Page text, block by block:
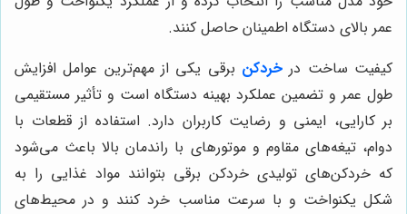
عمر بالای دستگاه اطمینان حاصل کنند.
کیفیت ساخت در خردکن برقی یکی از مهم‌ترین عوامل افزایش
طول عمر و تضمین عملکرد بهینه دستگاه است و تأثیر مستقیمی
بر کارایی، ایمنی و رضایت کاربران دارد. استفاده از قطعات با
دوام، تیغه‌های مقاوم و موتورهای با راندمان بالا باعث می‌شود
که خردکن‌های تولیدی خردکن برقی بتوانند مواد غذایی را به
شکل یکنواخت و با سرعت مناسب خرد کنند و در محیط‌های